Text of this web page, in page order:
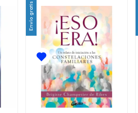
Envío gratis